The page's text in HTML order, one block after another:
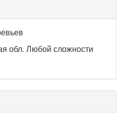
обл. Любой сложности